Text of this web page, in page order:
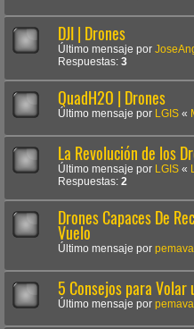
DJI | Drones
Último mensaje por
Respuestas: 3
QuadH2O | Drones
Último mensaje por LGIS «
La Revolución de los
Último mensaje por LGIS «
Respuestas: 2
Drones Capaces De
Vuelo
Último mensaje por pemava
5 Consejos para Volar
Último mensaje por pemava